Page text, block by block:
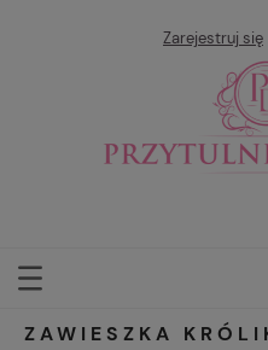
Zarejestruj się
ZAWIESZKA